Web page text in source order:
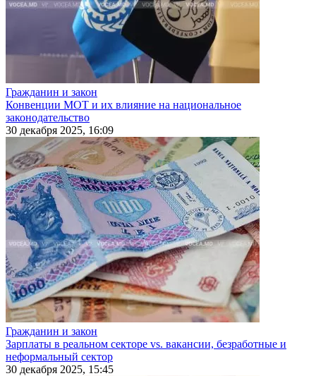
Гражданин и закон
Конвенции МОТ и их влияние на национальное
законодательство
30 декабря 2025, 16:09
Гражданин и закон
Зарплаты в реальном секторе vs. вакансии, безработные и
неформальный сектор
30 декабря 2025, 15:45